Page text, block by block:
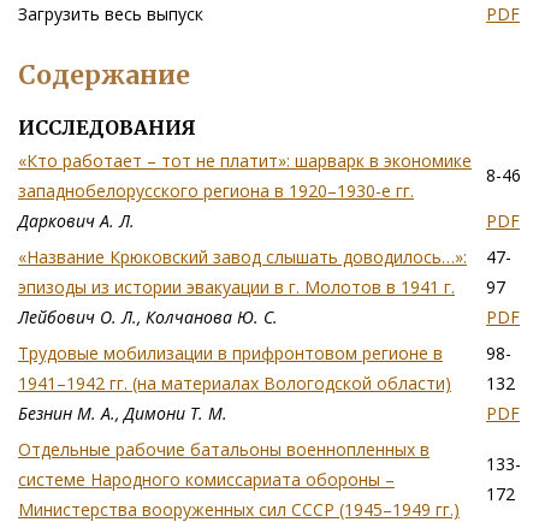
Загрузить весь выпуск PDF
Содержание
ИССЛЕДОВАНИЯ
«Кто работает – тот не платит»: шарварк в экономике
западнобелорусского региона в 1920–1930-е гг.
8-46
Даркович А. Л.
PDF
«Название Крюковский завод слышать доводилось…»:
эпизоды из истории эвакуации в г. Молотов в 1941 г.
47-
97
Лейбович О. Л., Колчанова Ю. С.
PDF
Трудовые мобилизации в прифронтовом регионе в
1941–1942 гг. (на материалах Вологодской области)
98-
132
Безнин М. А., Димони Т. М.
PDF
Отдельные рабочие батальоны военнопленных в
системе Народного комиссариата обороны –
Министерства вооруженных сил СССР (1945–1949 гг.)
133-
172